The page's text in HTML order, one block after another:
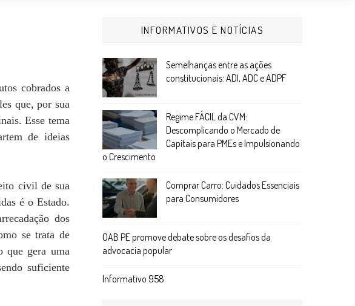
cobrados a
que, por sua
Esse tema
de ideias
civil de sua
é o Estado.
dos
se trata de
que gera uma
suficiente
INFORMATIVOS E NOTÍCIAS
Semelhanças entre as ações
constitucionais: ADI, ADC e ADPF
Regime FÁCIL da CVM:
Descomplicando o Mercado de
Capitais para PMEs e Impulsionando
o Crescimento
Comprar Carro: Cuidados Essenciais
para Consumidores
OAB PE promove debate sobre os desafios da
advocacia popular
Informativo 958